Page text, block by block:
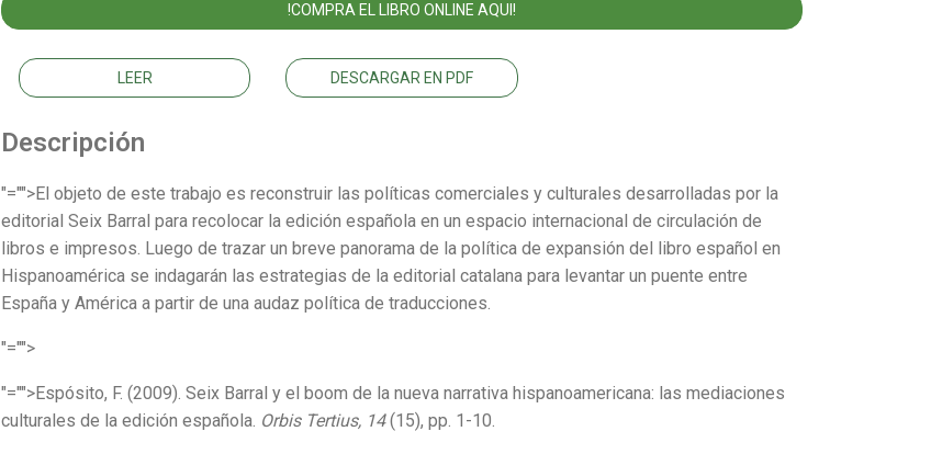
!COMPRA EL LIBRO ONLINE AQUI!
LEER DESCARGAR EN PDF
Descripción
"="">El objeto de este trabajo es reconstruir las políticas comerciales y culturales desarrolladas por la
editorial Seix Barral para recolocar la edición española en un espacio internacional de circulación de
libros e impresos. Luego de trazar un breve panorama de la política de expansión del libro español en
Hispanoamérica se indagarán las estrategias de la editorial catalana para levantar un puente entre
España y América a partir de una audaz política de traducciones.
"="">
"="">Espósito, F. (2009). Seix Barral y el boom de la nueva narrativa hispanoamericana: las mediaciones
culturales de la edición española. Orbis Tertius, 14(15), pp. 1-10.